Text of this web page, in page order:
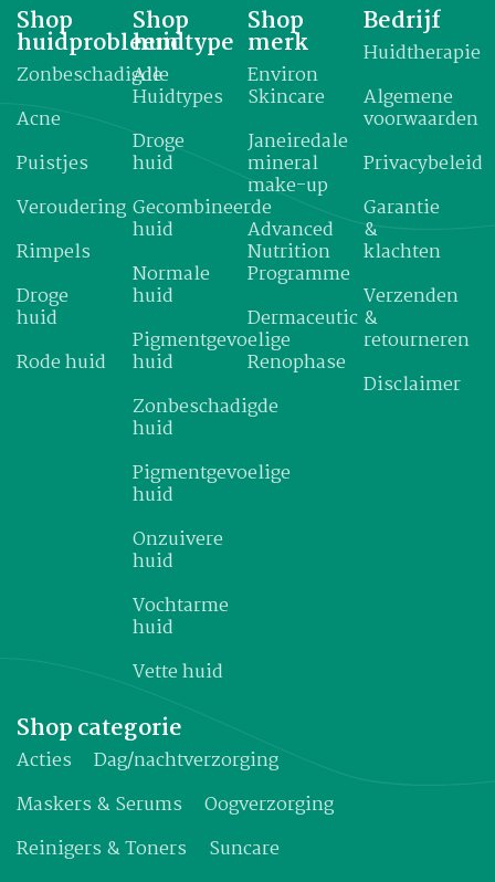
Shop
huidprobleem
Zonbeschadigde
Acne
Puistjes
Veroudering
Rimpels
Droge
huid
Rode huid
Shop
huidtype
Alle
Huidtypes
Droge
huid
Gecombineerde
huid
Normale
huid
Pigmentgevoelige
huid
Zonbeschadigde
huid
Pigmentgevoelige
huid
Onzuivere
huid
Vochtarme
huid
Vette huid
Shop
merk
Environ
Skincare
Janeiredale
mineral
make-up
Advanced
Nutrition
Programme
Dermaceutic
Renophase
Bedrijf
Huidtherapie
Algemene
voorwaarden
Privacybeleid
Garantie
&
klachten
Verzenden
&
retourneren
Disclaimer
Shop categorie
Acties
Dag/nachtverzorging
Maskers & Serums
Oogverzorging
Reinigers & Toners
Suncare